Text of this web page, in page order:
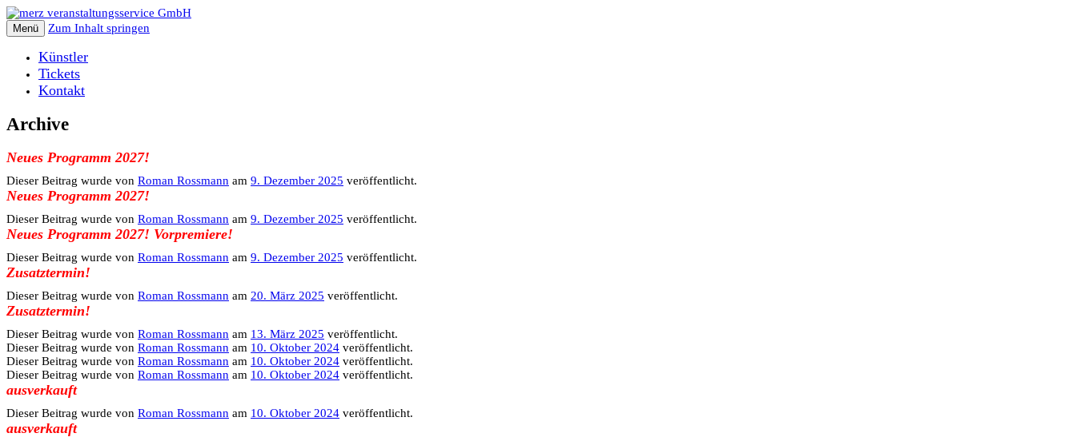
Menü Zum Inhalt springen
Künstler
Tickets
Kontakt
Archive
Neues Programm 2027!
Dieser Beitrag wurde von Roman Rossmann am 9. Dezember 2025 veröffentlicht.
Neues Programm 2027!
Dieser Beitrag wurde von Roman Rossmann am 9. Dezember 2025 veröffentlicht.
Neues Programm 2027! Vorpremiere!
Dieser Beitrag wurde von Roman Rossmann am 9. Dezember 2025 veröffentlicht.
Zusatztermin!
Dieser Beitrag wurde von Roman Rossmann am 20. März 2025 veröffentlicht.
Zusatztermin!
Dieser Beitrag wurde von Roman Rossmann am 13. März 2025 veröffentlicht.
Dieser Beitrag wurde von Roman Rossmann am 10. Oktober 2024 veröffentlicht.
Dieser Beitrag wurde von Roman Rossmann am 10. Oktober 2024 veröffentlicht.
Dieser Beitrag wurde von Roman Rossmann am 10. Oktober 2024 veröffentlicht.
ausverkauft
Dieser Beitrag wurde von Roman Rossmann am 10. Oktober 2024 veröffentlicht.
ausverkauft